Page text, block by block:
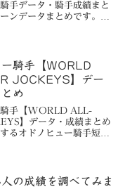
手データ・騎手成績まと
ンデータまとめです。最
ー騎手【WORLD
JOCKEYS】デー
め
騎手【WORLD ALL-
】データ・成績まとめ
るオドノヒュー騎手短期
の成績を調べてみま